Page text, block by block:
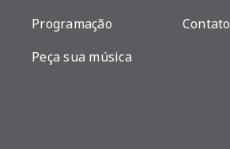
Programação
Peça sua música
Contato